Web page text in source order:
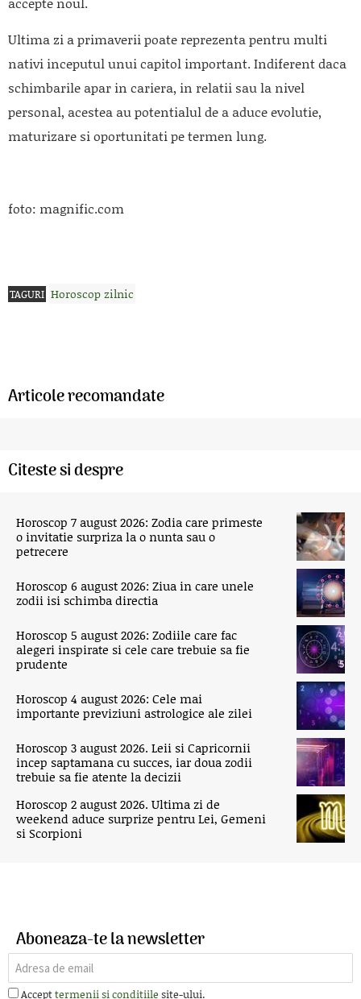
Ultima zi a primaverii poate reprezenta pentru multi
nativi inceputul unui capitol important. Indiferent daca
schimbarile apar in cariera, in relatii sau la nivel
personal, acestea au potentialul de a aduce evolutie,
maturizare si oportunitati pe termen lung.
foto: magnific.com
TAGURI Horoscop zilnic
Articole recomandate
Citeste si despre
Horoscop 7 august 2026: Zodia care primeste
o invitatie surpriza la o nunta sau o
petrecere
Horoscop 6 august 2026: Ziua in care unele
zodii isi schimba directia
Horoscop 5 august 2026: Zodiile care fac
alegeri inspirate si cele care trebuie sa fie
prudente
Horoscop 4 august 2026: Cele mai
importante previziuni astrologice ale zilei
Horoscop 3 august 2026. Leii si Capricornii
incep saptamana cu succes, iar doua zodii
trebuie sa fie atente la decizii
Horoscop 2 august 2026. Ultima zi de
weekend aduce surprize pentru Lei, Gemeni
si Scorpioni
Aboneaza-te la newsletter
Accepttermenii si conditiile site-ului.